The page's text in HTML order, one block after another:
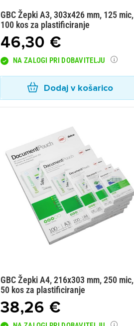
GBC Žepki A3, 303x426 mm, 125 mic,
100 kos za plastificiranje
46,30 €
NA ZALOGI PRI DOBAVITELJU
Dodaj v košarico
GBC Žepki A4, 216x303 mm, 250 mic,
50 kos za plastificiranje
38,26 €